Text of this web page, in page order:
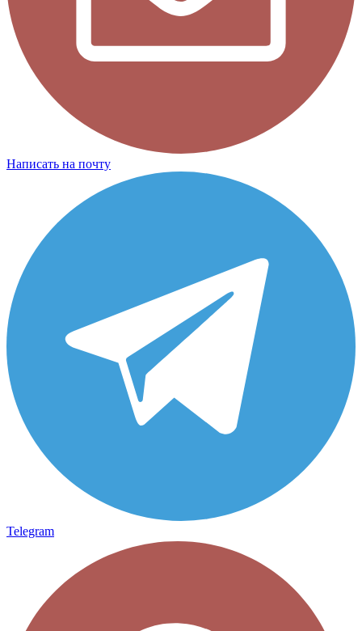
Написать на почту
Telegram